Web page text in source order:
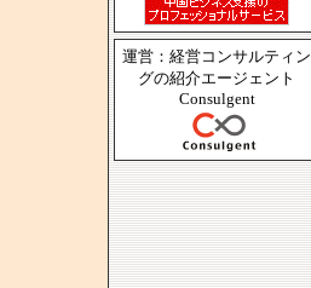
運営：経営コンサルティン
グの紹介エージェント
Consulgent